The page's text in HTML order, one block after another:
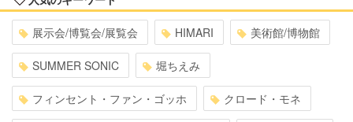
展示会/博覧会/展覧会 HIMARI 美術館/博物館
SUMMER SONIC 堀ちえみ
フィンセント・ファン・ゴッホ クロード・モネ